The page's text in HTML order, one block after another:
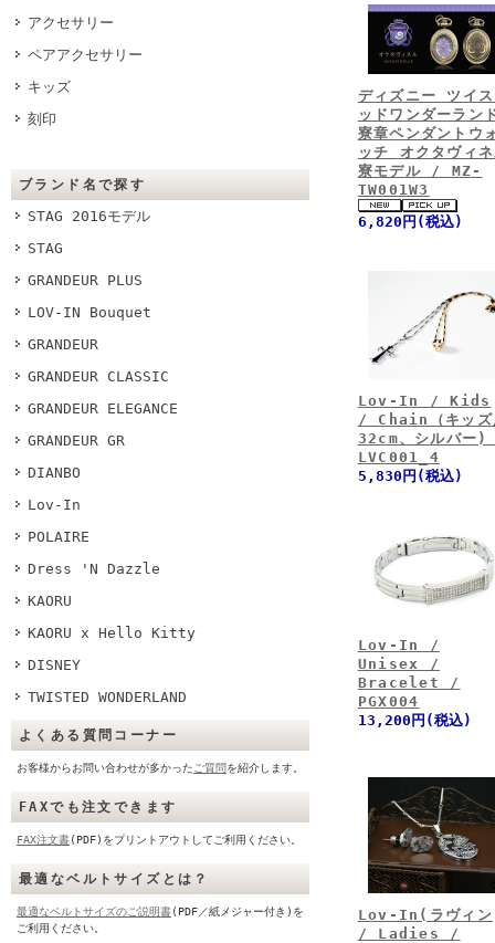
アクセサリー
ペアアクセサリー
キッズ
刻印
ブランド名で探す
STAG 2016モデル
STAG
GRANDEUR PLUS
LOV-IN Bouquet
GRANDEUR
GRANDEUR CLASSIC
GRANDEUR ELEGANCE
GRANDEUR GR
DIANBO
Lov-In
POLAIRE
Dress 'N Dazzle
KAORU
KAORU x Hello Kitty
DISNEY
TWISTED WONDERLAND
よくある質問コーナー
お客様からお問い合わせが多かった ご質問を紹介します。
FAXでも注文できます
FAX注文書(PDF)をプリントアウトしてご利用ください。
最適なベルトサイズとは？
最適なベルトサイズのご説明書(PDF／紙メジャー付き)を
ご利用ください。
ディズニー ツイ
ッドワンダーラン
寮章ペンダントウ
ッチ オクタヴィ
寮モデル / MZ-
TW001W3
6,820円(税込)
Lov-In / Kids
/ Chain（キッズ
32cm、シルバー
LVC001_4
5,830円(税込)
Lov-In /
Unisex /
Bracelet /
PGX004
13,200円(税込)
Lov-In(ラヴィ
/ Ladies /